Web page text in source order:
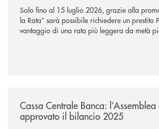
Solo fino al 15 luglio 2026, grazie alla
la Rata” sarà possibile richiedere un prestito
vantaggio di una rata più leggera da metà
Cassa Centrale Banca:
approvato il bilancio 2025